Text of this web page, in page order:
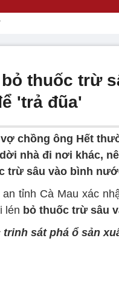
thuốc trừ
'trả đũa'
chồng ông Hết
nhà đi nơi khác,
trừ sâu vào bình
tỉnh Cà Mau xác
lén bỏ thuốc trừ sâu
trinh sát phá ổ sản